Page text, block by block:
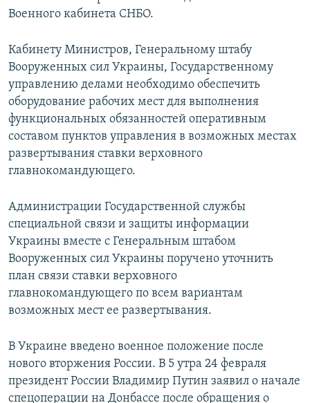
Военного кабинета СНБО.
Кабинету Министров, Генеральному штабу
Вооруженных сил Украины, Государственному
управлению делами необходимо обеспечить
оборудование рабочих мест для выполнения
функциональных обязанностей оперативным
составом пунктов управления в возможных местах
развертывания ставки верховного
главнокомандующего.
Администрации Государственной службы
специальной связи и защиты информации
Украины вместе с Генеральным штабом
Вооруженных сил Украины поручено уточнить
план связи ставки верховного
главнокомандующего по всем вариантам
возможных мест ее развертывания.
В Украине введено военное положение после
нового вторжения России. В 5 утра 24 февраля
президент России Владимир Путин заявил о начале
спецоперации на Донбассе после обращения о